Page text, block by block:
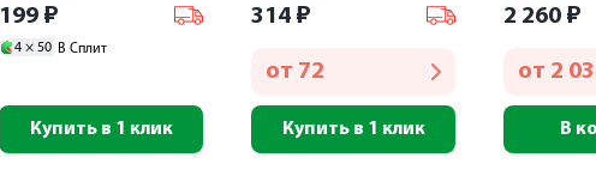
199 ₽
4 × 50 В Сплит
Купить в 1 клик
314 ₽
от 72
Купить в 1 клик
2 260 ₽
от 2
В